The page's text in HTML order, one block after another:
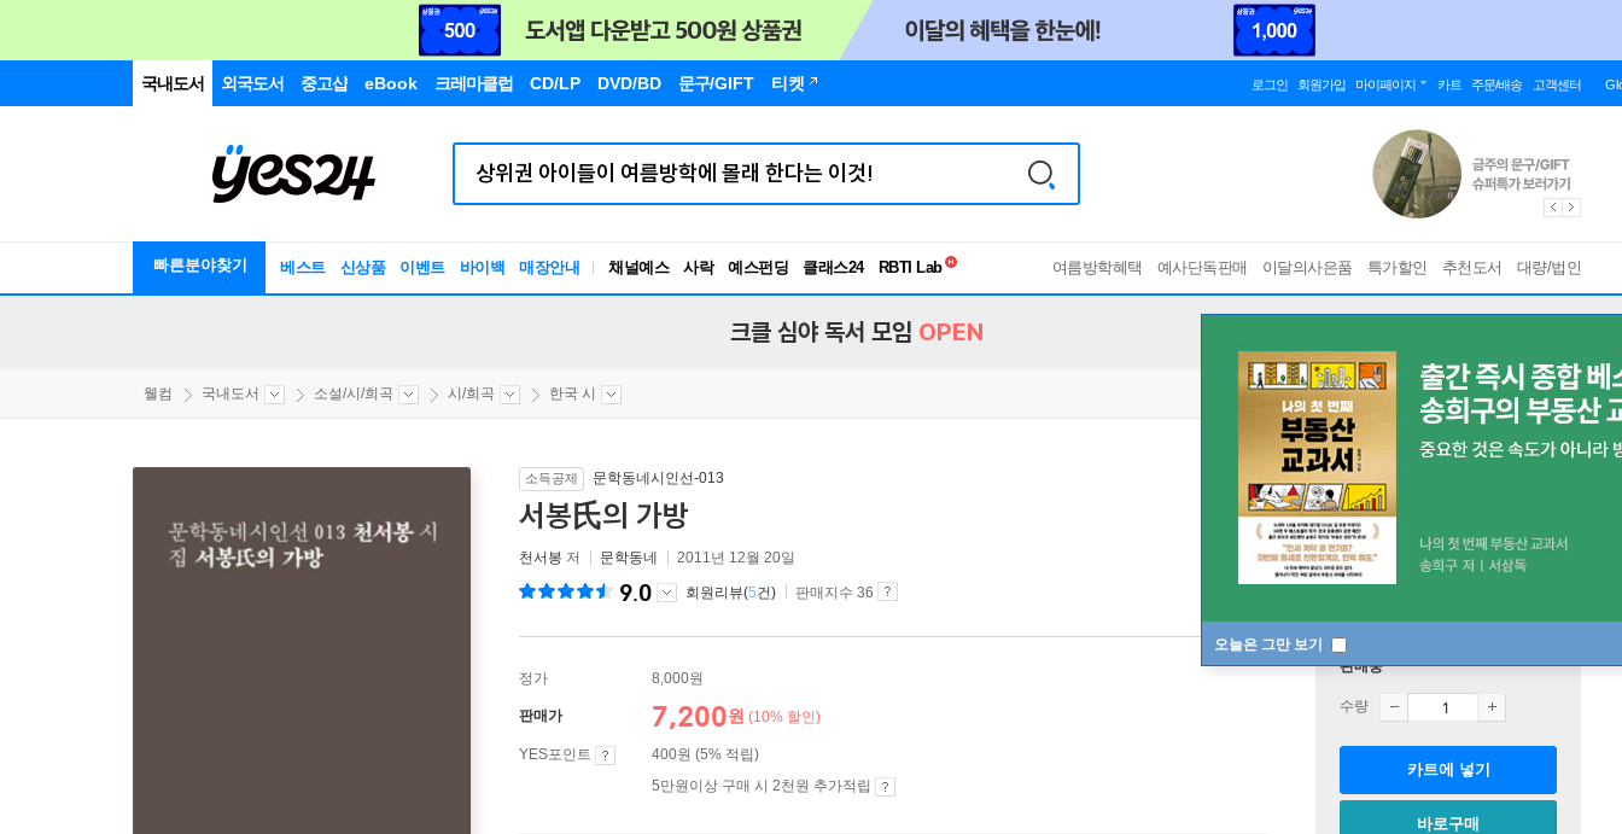
국내도서 외국도서 중고샵 eBook 크레마클럽 CD/LP DVD/BD 문구/GIFT 티켓 로그인 회원가입 마이페이지 카트 주문/배송 고객센터
빠른분야찾기 베스트 신상품 이벤트 바이백 매장안내 채널예스 사락 예스펀딩 클래스24
RBTI Lab
독서유형검사
여름방학혜택 예사단독판매 이달의사은품 특가할인 추천도서 대량/법인
오늘은 그만 보기
크클 심야 독서 모임 OPEN
웰컴 국내도서 소설/시/희곡 시/희곡 한국 시
소득공제 문학동네시인선-013
서봉氏의 가방
천서봉 저 문학동네 2011년 12월 20일
9.0 회원리뷰(5건) 판매지수 36
정가 8,000원
판매가 7,200원 (10% 할인)
YES포인트
400원 (5% 적립)
5만원이상 구매 시 2천원 추가적립
판매중
수량
카트에 넣기
바로구매